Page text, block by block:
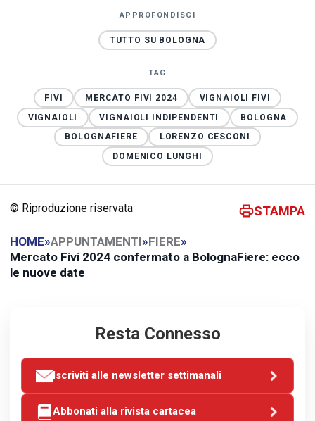
APPROFONDISCI
TUTTO SU BOLOGNA
TAG
FIVI MERCATO FIVI 2024
VIGNAIOLI FIVI
VIGNAIOLI
VIGNAIOLI INDIPENDENTI
BOLOGNA
BOLOGNAFIERE
LORENZO CESCONI
DOMENICO LUNGHI
© Riproduzione riservata STAMPA
HOME»APPUNTAMENTI»FIERE»
Mercato Fivi 2024 confermato a BolognaFiere: ecco
le nuove date
Resta Connesso
Iscriviti alle newsletter settimanali
Abbonati alla rivista cartacea